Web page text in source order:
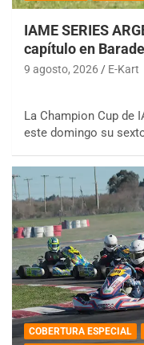
IAME SERIES
capítulo en
9 agosto, 2026 E-Kart
La Champion Cup de
este domingo su
COBERTURA ESPECIAL